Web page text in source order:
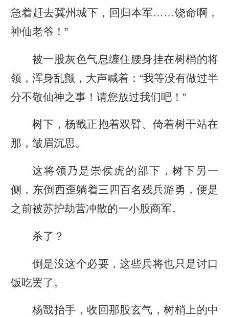
急着赶去冀州城下，回归本军……饶命啊，
神仙老爷！”
被一股灰色气息缠住腰身挂在树梢的将
领，浑身乱颤，大声喊着：“我等没有做过半
分不敬仙神之事！请您放过我们吧！”
树下，杨戬正抱着双臂、倚着树干站在
那，皱眉沉思。
这将领乃是崇侯虎的部下，树下另一
侧，东倒西歪躺着三四百名残兵游勇，便是
之前被苏护劫营冲散的一小股商军。
杀了？
倒是没这个必要，这些兵将也只是讨口
饭吃罢了。
杨戬抬手，收回那股玄气，树梢上的中